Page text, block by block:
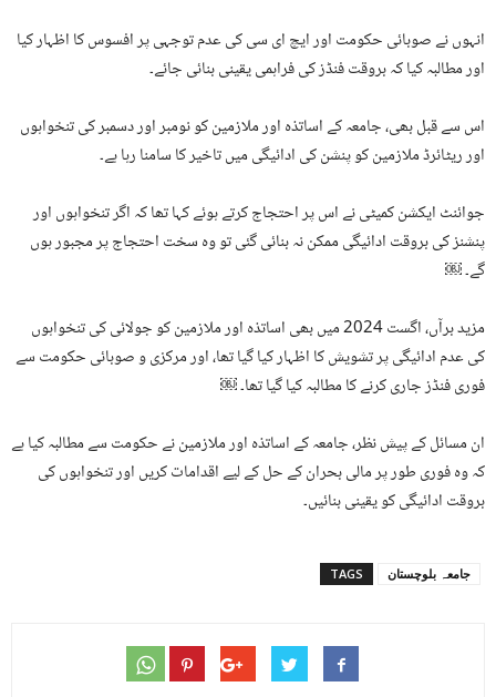
انہوں نے صوبائی حکومت اور ایچ ای سی کی عدم توجہی پر افسوس کا اظہار کیا
اور مطالبہ کیا کہ بروقت فنڈز کی فراہمی یقینی بنائی جائے۔
اس سے قبل بھی، جامعہ کے اساتذہ اور ملازمین کو نومبر اور دسمبر کی تنخواہوں
اور ریٹائرڈ ملازمین کو پنشن کی ادائیگی میں تاخیر کا سامنا رہا ہے۔
جوائنٹ ایکشن کمیٹی نے اس پر احتجاج کرتے ہوئے کہا تھا کہ اگر تنخواہوں اور
پنشنز کی بروقت ادائیگی ممکن نہ بنائی گئی تو وہ سخت احتجاج پر مجبور ہوں
گے۔ ￼
مزید برآں، اگست 2024 میں بھی اساتذہ اور ملازمین کو جولائی کی تنخواہوں
کی عدم ادائیگی پر تشویش کا اظہار کیا گیا تھا، اور مرکزی و صوبائی حکومت سے
فوری فنڈز جاری کرنے کا مطالبہ کیا گیا تھا۔ ￼
ان مسائل کے پیش نظر، جامعہ کے اساتذہ اور ملازمین نے حکومت سے مطالبہ کیا ہے
کہ وہ فوری طور پر مالی بحران کے حل کے لیے اقدامات کریں اور تنخواہوں کی
بروقت ادائیگی کو یقینی بنائیں۔
TAGS جامعہ بلوچستان